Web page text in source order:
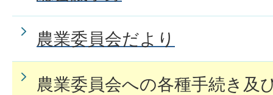
農業委員会だより
農業委員会への各種手続き及